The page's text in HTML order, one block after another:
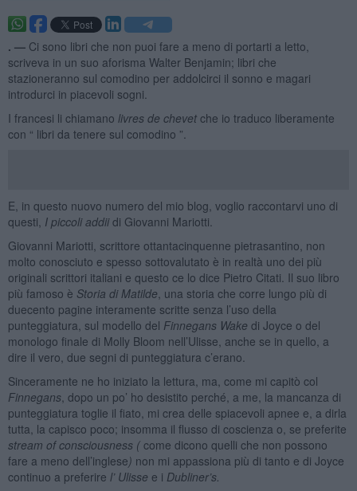
. — Ci sono libri che non puoi fare a meno di portarti a letto,
scriveva in un suo aforisma Walter Benjamin; libri che
stazioneranno sul comodino per addolcirci il sonno e magari
introdurci in piacevoli sogni.
I francesi li chiamano livres de chevetche io traduco liberamente
con “ libri da tenere sul comodino ”.
E, in questo nuovo numero del mio blog, voglio raccontarvi uno di
questi, I piccoli addiidi Giovanni Mariotti.
Giovanni Mariotti, scrittore ottantacinquenne pietrasantino, non
molto conosciuto e spesso sottovalutato è in realtà uno dei più
originali scrittori italiani e questo ce lo dice Pietro Citati. Il suo libro
più famoso è Storia di Matilde , una storia che corre lungo più di
duecento pagine interamente scritte senza l’uso della
punteggiatura, sul modello del Finnegans Wake di Joyce o del
monologo finale di Molly Bloom nell’Ulisse, anche se in quello, a
dire il vero, due segni di punteggiatura c’erano.
Sinceramente ne ho iniziato la lettura, ma, come mi capitò col
Finnegans, dopo un po’ ho desistito perché, a me, la mancanza di
punteggiatura toglie il fiato, mi crea delle spiacevoli apnee e, a dirla
tutta, la capisco poco; insomma il flusso di coscienza o, se preferite
stream of consciousness ( come dicono quelli che non possono
fare a meno dell’inglese) non mi appassiona più di tanto e di Joyce
continuo a preferire l’ Ulisse e i Dubliner’s.